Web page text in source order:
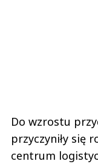
Do wzrostu
przyczyniły się
centrum